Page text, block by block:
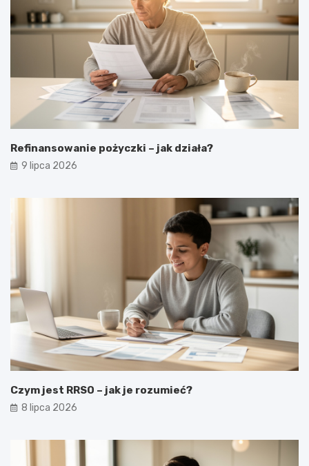
Refinansowanie pożyczki – jak działa?
9 lipca 2026
Czym jest RRSO – jak je rozumieć?
8 lipca 2026